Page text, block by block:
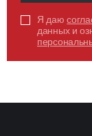
Я даю
данных и